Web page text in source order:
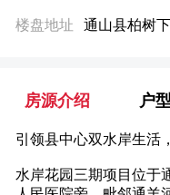
楼盘地址 通山县柏树
房源介绍 户型
引领县中心双水岸生活
水岸花园三期项目位于